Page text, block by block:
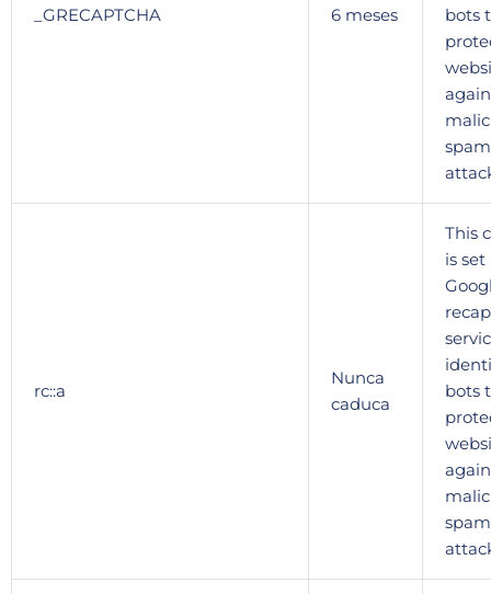
_GRECAPTCHA 6 meses
bots
spam
rc::a
Nunca
caduca
This
is
bots
spam